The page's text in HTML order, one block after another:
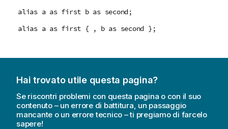
alias a as first b as second;
alias a as first { , b as second };
Hai trovato utile questa pagina?
Se riscontri problemi con questa pagina o con il suo
contenuto – un errore di battitura, un passaggio
mancante o un errore tecnico – ti pregiamo di farcelo
sapere!